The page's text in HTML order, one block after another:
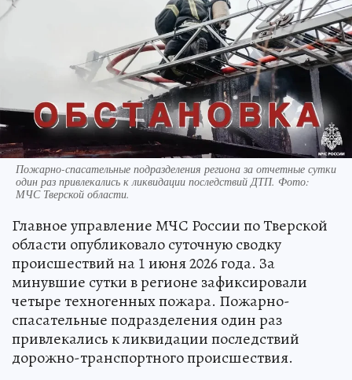
Пожарно-спасательные подразделения региона за отчетные сутки
один раз привлекались к ликвидации последствий ДТП. Фото:
МЧС Тверской области.
Главное управление МЧС России по Тверской
области опубликовало суточную сводку
происшествий на 1 июня 2026 года. За
минувшие сутки в регионе зафиксировали
четыре техногенных пожара. Пожарно-
спасательные подразделения один раз
привлекались к ликвидации последствий
дорожно-транспортного происшествия.